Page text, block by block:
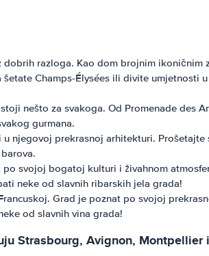
razloga. Kao dom brojnim
Champs-Élysées ili divite umjetnosti
nešto za svakoga. Od Promenade
gurmana.
njegovoj prekrasnoj arhitekturi.
svojoj bogatoj kulturi i živahnom
neke od slavnih ribarskih jela grada!
Grad je poznat po svojoj
od slavnih vina grada!
Strasbourg, Avignon,